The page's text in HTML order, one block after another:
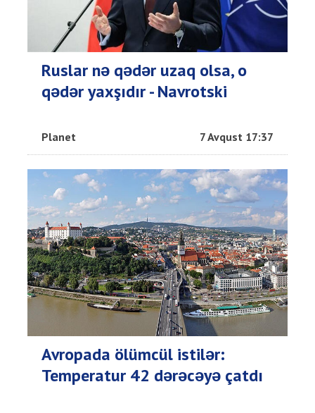
Ruslar nə qədər uzaq olsa, o
qədər yaxşıdır - Navrotski
Planet 7 Avqust 17:37
Avropada ölümcül istilər:
Temperatur 42 dərəcəyə çatdı